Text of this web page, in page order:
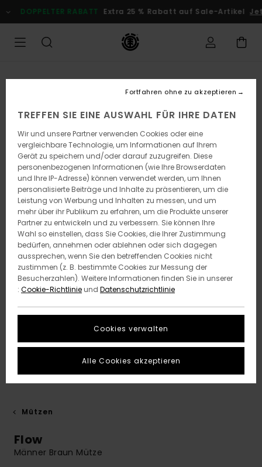
zur
Produktinformation
DOPPELTER RABATT Extra 25 % Rabatt auf Sale-Artikel
Mützen
Flow
Männer Braun Mütze
TREFFEN SIE EINE AUSWAHL FÜR IHRE DATEN
Wir und unsere Partner verwenden Cookies oder eine
vergleichbare Technologie, um Informationen auf Ihrem
Gerät zu speichern und/oder darauf zuzugreifen. Diese
personenbezogenen Informationen (wie Ihre Browserdaten
und Ihre IP-Adresse) können verwendet werden, um Ihnen
personalisierte Beiträge und Inhalte zu präsentieren, um die
Leistung von Werbung und Inhalten zu messen, und um
mehr über ihr Publikum zu erfahren, um die Produkte unserer
Partner zu entwickeln und zu verbessern. Sie können Ihre
Wahl so einstellen, dass Sie Cookies, die Ihrer Zustimmung
bedürfen, annehmen oder ablehnen oder sich dagegen
aussprechen, wenn Sie den betreffenden Cookies nicht
zustimmen (z. B. bestimmte Cookies zur Messung der
Besucherzahlen). Weitere Informationen finden Sie in unserer
: Cookie-Richtlinieund Datenschutzrichtlinie
Cookies verwalten
Fortfahren ohne zu akzeptieren
Alle Cookies akzeptieren